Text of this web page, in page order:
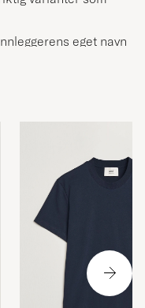
eget navn
bokstaven i